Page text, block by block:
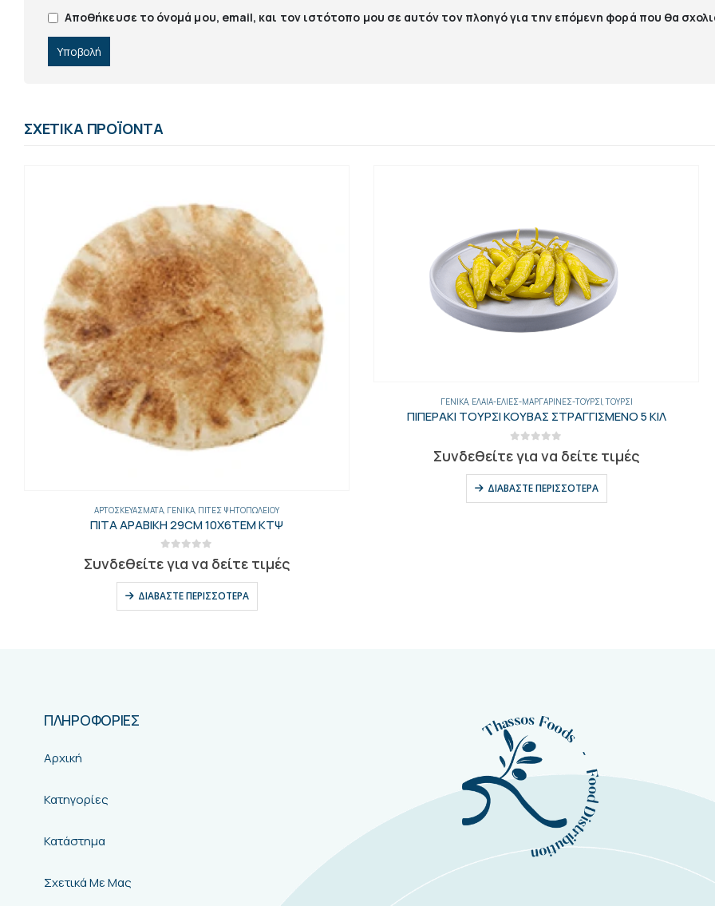
Αποθήκευσε το όνομά μου, email, και τον ιστότοπο μου σε αυτόν τον πλοηγό για την επόμενη φορά που θα
ΣΧΕΤΙΚΆ ΠΡΟΪΌΝΤΑ
ΑΡΤΟΣΚΕΥΆΣΜΑΤΑ ΓΕΝΙΚΑ ΠΊΤΕΣ ΨΗΤΟΠΩΛΕΊΟΥ
ΠΙΤΑ ΑΡΑΒΙΚΗ 29CM 10Χ6ΤΕΜ ΚΤΨ
Συνδεθείτε για να δείτε τιμές
ΔΙΑΒΆΣΤΕ ΠΕΡΙΣΣΌΤΕΡΑ
ΓΕΝΙΚΑ, ΈΛΑΙΑ-ΕΛΙΈΣ-ΜΑΡΓΑΡΊΝΕΣ-ΤΟΥΡΣΊ,ΤΟΥΡΣΊ
ΠΙΠΕΡΑΚΙ ΤΟΥΡΣΙ ΚΟΥΒΑΣ ΣΤΡΑΓΓΙΣΜΕΝΟ 5 ΚΙΛ
Συνδεθείτε για να δείτε τιμές
ΔΙΑΒΆΣΤΕ ΠΕΡΙΣΣΌΤΕΡΑ
ΠΛΗΡΟΦΟΡΙΕΣ
Αρχική
Κατηγορίες
Κατάστημα
Σχετικά Με Μας